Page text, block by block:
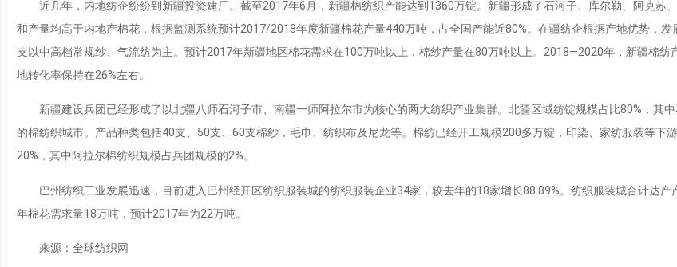
近几年，内地纺企纷纷到新疆投资建厂。截至2017年6月，新疆棉纺织产能达到1360万锭。新疆形成了石河子、库尔勒、阿克苏
和产量均高于内地产棉花，根据监测系统预计2017/2018年度新疆棉花产量440万吨，占全国产能近80%。在疆纺企根据产地优势，
支以中高档常规纱、气流纺为主。预计2017年新疆地区棉花需求在100万吨以上，棉纱产量在80万吨以上。2018—2020年，新疆棉
地转化率保持在26%左右。
新疆建设兵团已经形成了以北疆八师石河子市、南疆一师阿拉尔市为核心的两大纺织产业集群。北疆区域纺锭规模占比80%，其
的棉纺织城市。产品种类包括40支、50支、60支棉纱，毛巾、纺织布及尼龙等。棉纺已经开工规模200多万锭，印染、家纺服装等下
20%，其中阿拉尔棉纺织规模占兵团规模的2%。
巴州纺织工业发展迅速，目前进入巴州经开区纺织服装城的纺织服装企业34家，较去年的18家增长88.89%。纺织服装城合计达产
年棉花需求量18万吨，预计2017年为22万吨。
来源：全球纺织网